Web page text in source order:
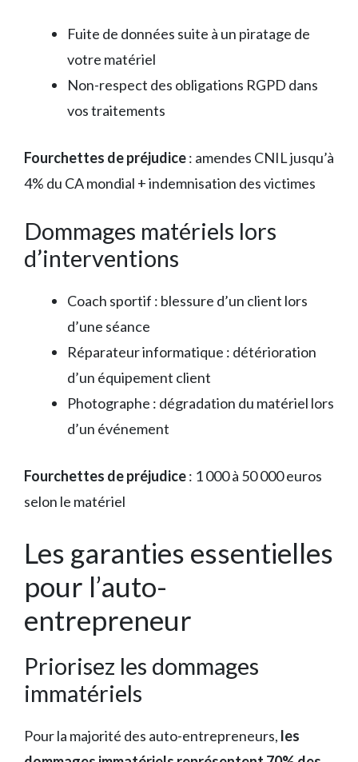
Fuite de données suite à un piratage de
votre matériel
Non-respect des obligations RGPD dans
vos traitements
Fourchettes de préjudice: amendes CNIL jusqu’à
4% du CA mondial + indemnisation des victimes
Dommages matériels lors
d’interventions
Coach sportif : blessure d’un client lors
d’une séance
Réparateur informatique : détérioration
d’un équipement client
Photographe : dégradation du matériel lors
d’un événement
Fourchettes de préjudice: 1 000 à 50 000 euros
selon le matériel
Les garanties essentielles
pour l’auto-
entrepreneur
Priorisez les dommages
immatériels
Pour la majorité des auto-entrepreneurs, les